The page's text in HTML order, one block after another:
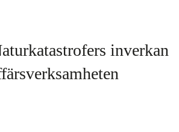
inverkan